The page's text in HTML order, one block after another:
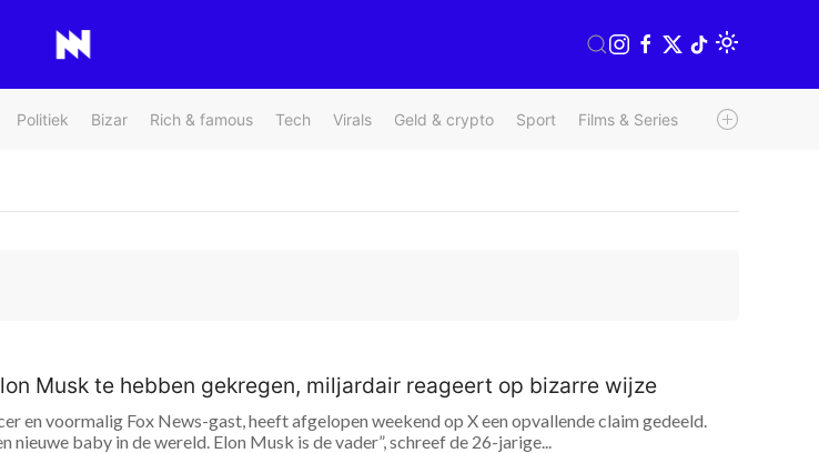
Politiek Bizar Rich & famous Tech Virals Geld & crypto Sport Films & Series Radio & TV
Musk te hebben gekregen, miljardair reageert op bizarre wijze
en voormalig Fox News-gast, heeft afgelopen weekend op X een opvallende claim gedeeld.
nieuwe baby in de wereld. Elon Musk is de vader”, schreef de 26-jarige...